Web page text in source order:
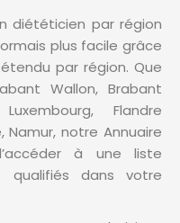
diététicien par région
plus facile grâce
par région. Que
Wallon, Brabant
Flandre
Namur, notre Annuaire
à une liste
qualifiés dans votre